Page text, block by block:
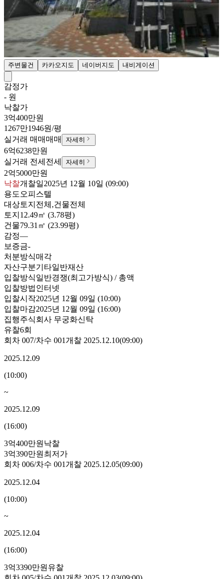
주변물건 카카오지도 네이버지도 내비게이션
감정가
- 원
낙찰가
3억400만원
1267만1946원/평
실거래 매매 매매 자세히
6억6238만원
실거래 전세 전세 자세히
2억5000만원
낙찰개찰일2025년 12월 10일 (09:00)
용도 오피스텔
대상토지전체,건물전체
토지 12.49㎡ (3.78평)
건물79.31㎡ (23.99평)
감정—
보증금-
처분방식매각
자산구분기타일반재산
입찰방식일반경쟁(최고가방식) / 총액
입찰방법인터넷
입찰시작2025년 12월 09일 (10:00)
입찰마감2025년 12월 09일 (16:00)
집행주식회사 무궁화신탁
유찰6회
회차 007/차수 001개찰 2025.12.10(09:00)
2025.12.09
(10:00)
~
2025.12.09
(16:00)
3억400만원 낙찰
3억390만원 최저가
회차 006/차수 001개찰 2025.12.05(09:00)
2025.12.04
(10:00)
~
2025.12.04
(16:00)
3억3390만원 유찰